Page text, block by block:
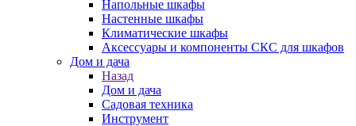
Напольные шкафы
Настенные шкафы
Климатические шкафы
Аксессуары и компоненты СКС для шкафов
Дом и дача
Назад
Дом и дача
Садовая техника
Инструмент